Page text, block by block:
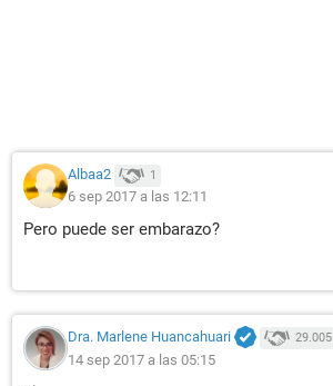
Albaa2 1
6 sep 2017 a las 12:11
Pero puede ser embarazo?
Dra. Marlene Huancahuari 29.005
14 sep 2017 a las 05:15